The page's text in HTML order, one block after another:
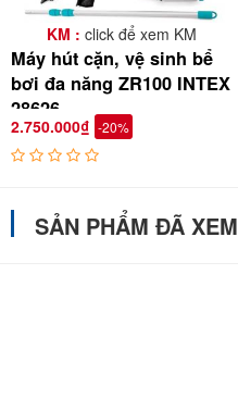
KM : click để xem KM
Máy hút cặn, vệ sinh bể
bơi đa năng ZR100 INTEX
28626
2.750.000₫ -20%
SẢN PHẨM ĐÃ XEM